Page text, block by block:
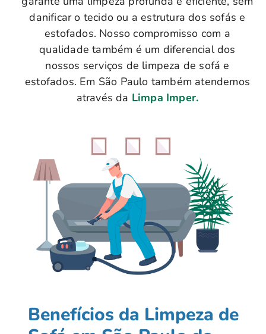
danificar o tecido ou a estrutura dos sofás e
estofados. Nosso compromisso com a
qualidade também é um diferencial dos
nossos serviços de limpeza de sofá e
estofados. Em São Paulo também atendemos
através da Limpa Imper.
Benefícios da Limpeza de